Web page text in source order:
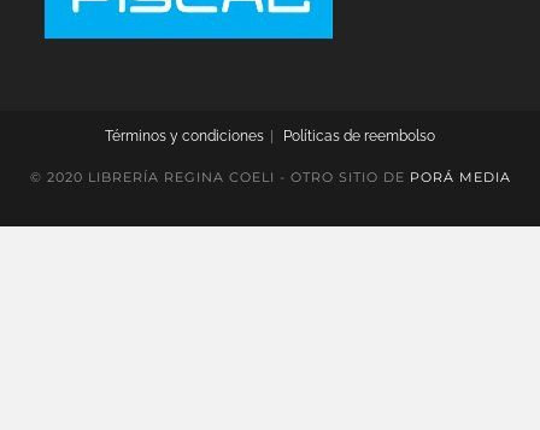
Términos y condiciones Políticas de reembolso
© 2020 LIBRERÍA REGINA COELI - OTRO SITIO DE PORÁ MEDIA